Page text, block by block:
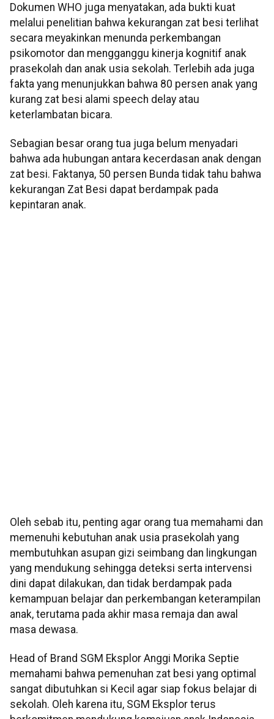
Dokumen WHO juga menyatakan, ada bukti kuat
melalui penelitian bahwa kekurangan zat besi terlihat
secara meyakinkan menunda perkembangan
psikomotor dan mengganggu kinerja kognitif anak
prasekolah dan anak usia sekolah. Terlebih ada juga
fakta yang menunjukkan bahwa 80 persen anak yang
kurang zat besi alami speech delay atau
keterlambatan bicara.
Sebagian besar orang tua juga belum menyadari
bahwa ada hubungan antara kecerdasan anak dengan
zat besi. Faktanya, 50 persen Bunda tidak tahu bahwa
kekurangan Zat Besi dapat berdampak pada
kepintaran anak.
Oleh sebab itu, penting agar orang tua memahami dan
memenuhi kebutuhan anak usia prasekolah yang
membutuhkan asupan gizi seimbang dan lingkungan
yang mendukung sehingga deteksi serta intervensi
dini dapat dilakukan, dan tidak berdampak pada
kemampuan belajar dan perkembangan keterampilan
anak, terutama pada akhir masa remaja dan awal
masa dewasa.
Head of Brand SGM Eksplor Anggi Morika Septie
memahami bahwa pemenuhan zat besi yang optimal
sangat dibutuhkan si Kecil agar siap fokus belajar di
sekolah. Oleh karena itu, SGM Eksplor terus